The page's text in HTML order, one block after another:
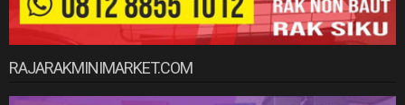
RAJARAKMINIMARKET.COM